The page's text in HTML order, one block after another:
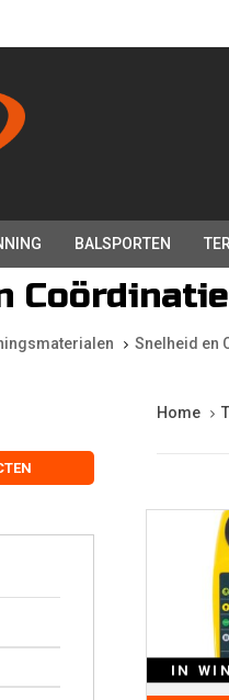
BALSPORTEN
Coördinatie
Snelheid en
Home
IN